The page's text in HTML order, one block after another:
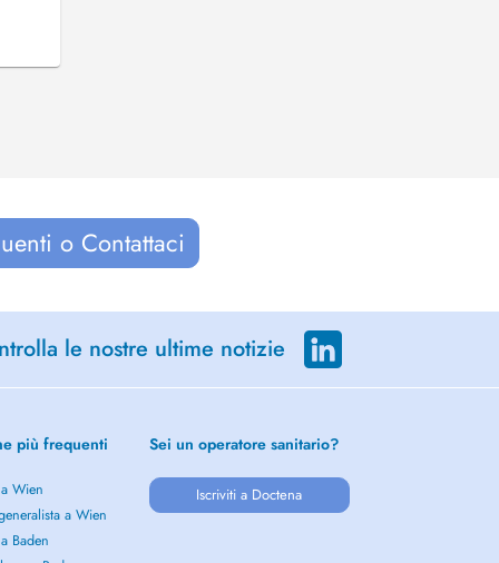
o Contattaci
le nostre ultime notizie
più frequenti
Wien
a Wien
Baden
Sei un operatore sanitario?
Iscriviti a Doctena